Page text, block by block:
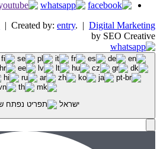
| Created by: entry. | Digital Marketing
by SEO Creative
ישראל